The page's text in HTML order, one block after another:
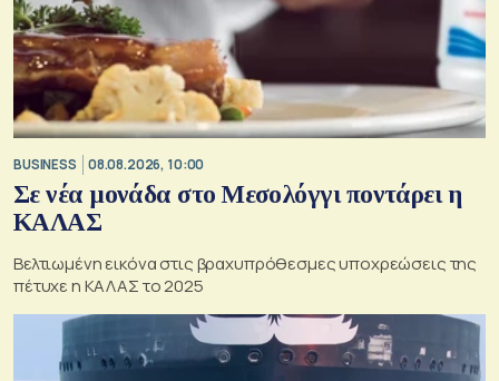
BUSINESS 08.08.2026, 10:00
Σε νέα μονάδα στο Μεσολόγγι ποντάρει η
ΚΑΛΑΣ
Βελτιωμένη εικόνα στις βραχυπρόθεσμες υποχρεώσεις της
πέτυχε η ΚΑΛΑΣ το 2025